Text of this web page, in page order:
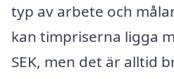
typ av arbete och
kan timpriserna ligga
SEK, men det är alltid